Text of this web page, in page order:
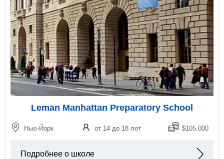
Leman Manhattan Preparatory School
Нью-Йорк от 14 до 18 лет $105.000
Подробнее о школе